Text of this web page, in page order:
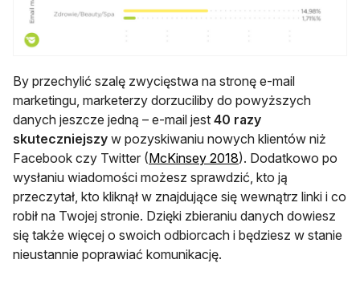
By przechylić szalę zwycięstwa na stronę e-mail
marketingu, marketerzy dorzuciliby do powyższych
danych jeszcze jedną – e-mail jest 40 razy
skuteczniejszy w pozyskiwaniu nowych klientów niż
Facebook czy Twitter (McKinsey 2018otwiera się w nowej
). Dodatkowo po
wysłaniu wiadomości możesz sprawdzić, kto ją
przeczytał, kto kliknął w znajdujące się wewnątrz linki i co
robił na Twojej stronie. Dzięki zbieraniu danych dowiesz
się także więcej o swoich odbiorcach i będziesz w stanie
nieustannie poprawiać komunikację.